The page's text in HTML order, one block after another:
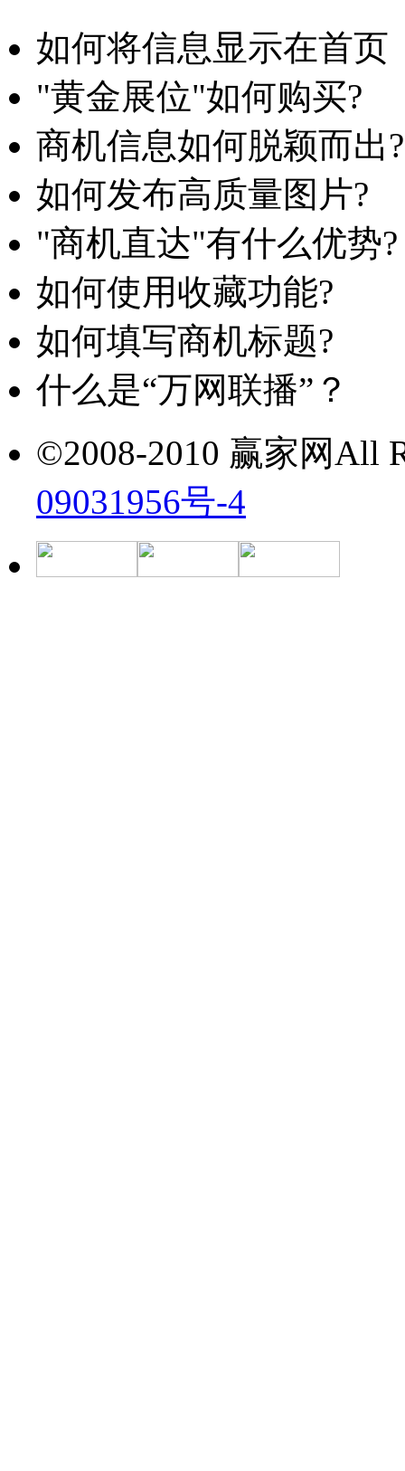
如何将信息显示在首页
"黄金展位"如何购买?
商机信息如何脱颖而出?
如何发布高质量图片?
"商机直达"有什么优势?
如何使用收藏功能?
如何填写商机标题?
什么是“万网联播”？
©2008-2010 赢家网All
09031956号-4